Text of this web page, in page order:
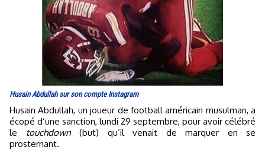
Husain Abdullah sur son compte Instagram
Husain Abdullah, un joueur de football américain musulman, a
écopé d’une sanction, lundi 29 septembre, pour avoir célébré
le touchdown (but) qu’il venait de marquer en se
prosternant.